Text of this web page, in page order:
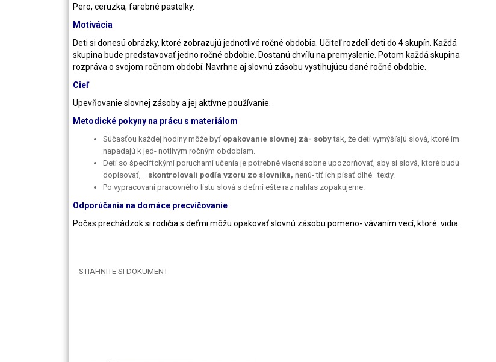
Pero, ceruzka, farebné pastelky.
Motivácia
Deti si donesú obrázky, ktoré zobrazujú jednotlivé ročné obdobia. Učiteľ rozdelí deti do 4 skupín. Každá
skupina bude predstavovať jedno ročné obdobie. Dostanú chvíľu na premyslenie. Potom každá skupina
rozpráva o svojom ročnom období. Navrhne aj slovnú zásobu vystihujúcu dané ročné obdobie.
Cieľ
Upevňovanie slovnej zásoby a jej aktívne používanie.
Metodické pokyny na prácu s materiálom
Súčasťou každej hodiny môže byť opakovanie slovnej zá- sobytak, že deti vymýšľajú slová, ktoré im
napadajú k jed- notlivým ročným obdobiam.
Deti so špeciftckými poruchami učenia je potrebné viacnásobne upozorňovať, aby si slová, ktoré budú
dopisovať, skontrolovali podľa vzoru zo slovníka, nenú- tiť ich písať dlhé texty.
Po vypracovaní pracovného listu slová s deťmi ešte raz nahlas zopakujeme.
Odporúčania na domáce precvičovanie
Počas prechádzok si rodičia s deťmi môžu opakovať slovnú zásobu pomeno- vávaním vecí, ktoré vidia.
STIAHNITE SI DOKUMENT